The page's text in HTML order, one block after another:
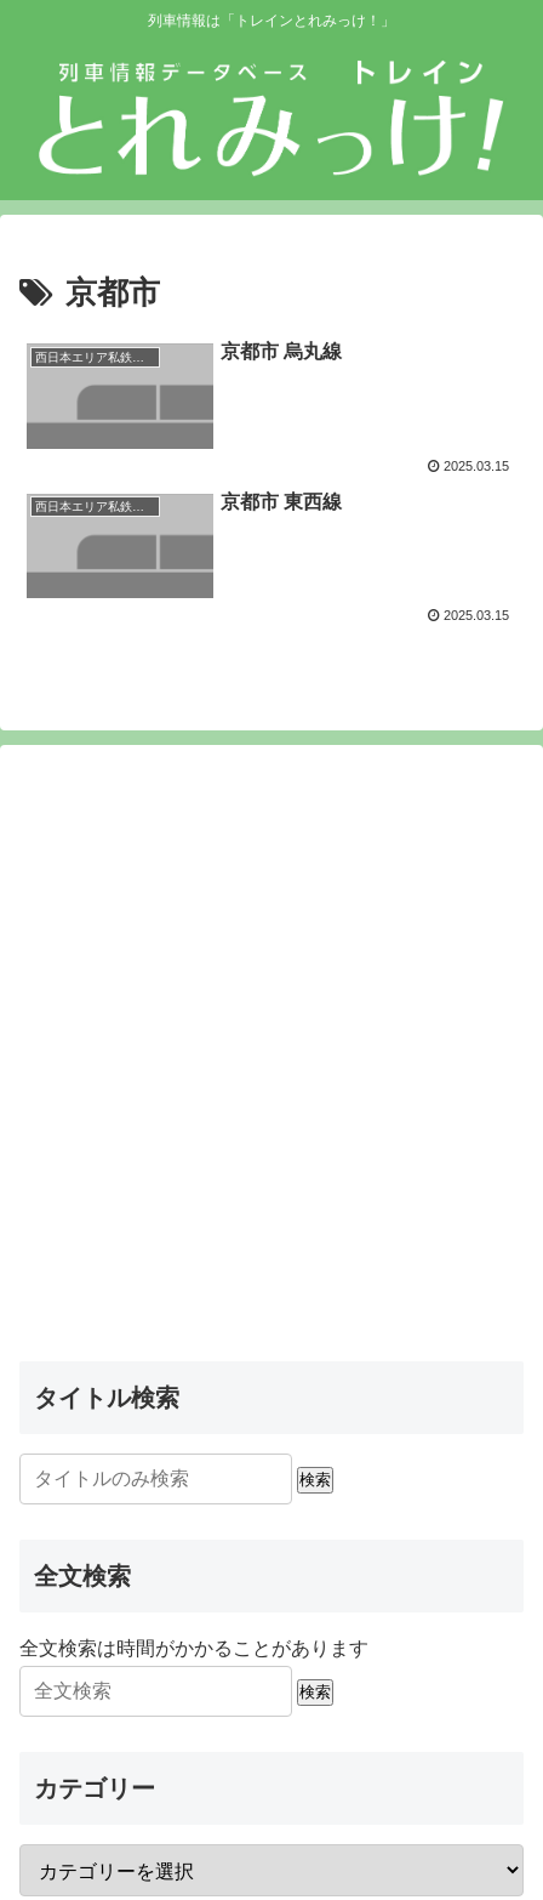
列車情報は「トレインとれみっけ！」
京都市
西日本エリア私鉄等路線 京都市 烏丸線
2025.03.15
西日本エリア私鉄等路線 京都市 東西線
2025.03.15
タイトル検索
検索
全文検索
全文検索は時間がかかることがあります
検索
カテゴリー